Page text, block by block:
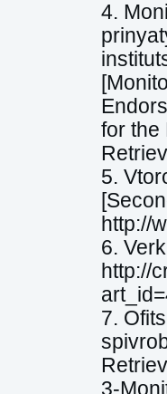
4.
for the
5.
http://
6.
http://
7.
3-